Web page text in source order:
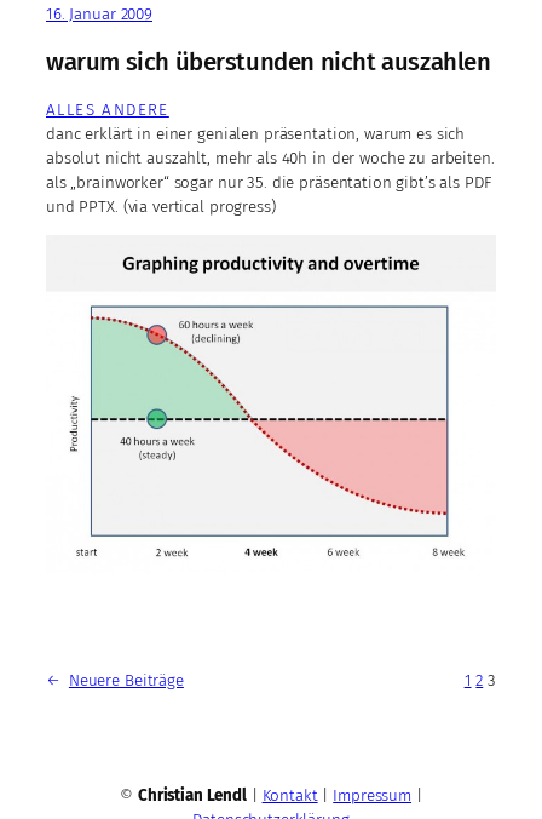
16. Januar 2009
warum sich überstunden nicht auszahlen
ALLES ANDERE
danc erklärt in einer genialen präsentation, warum es sich
absolut nicht auszahlt, mehr als 40h in der woche zu arbeiten.
als „brainworker“ sogar nur 35. die präsentation gibt’s als PDF
und PPTX. (via vertical progress)
← Neuere Beiträge 1 2 3
© Christian Lendl| Kontakt| Impressum